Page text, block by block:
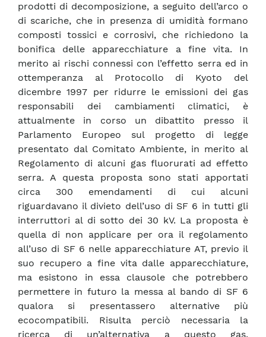
prodotti di decomposizione, a seguito dell’arco o
di scariche, che in presenza di umidità formano
composti tossici e corrosivi, che richiedono la
bonifica delle apparecchiature a fine vita. In
merito ai rischi connessi con l’effetto serra ed in
ottemperanza al Protocollo di Kyoto del
dicembre 1997 per ridurre le emissioni dei gas
responsabili dei cambiamenti climatici, è
attualmente in corso un dibattito presso il
Parlamento Europeo sul progetto di legge
presentato dal Comitato Ambiente, in merito al
Regolamento di alcuni gas fluorurati ad effetto
serra. A questa proposta sono stati apportati
circa 300 emendamenti di cui alcuni
riguardavano il divieto dell’uso di SF 6 in tutti gli
interruttori al di sotto dei 30 kV. La proposta è
quella di non applicare per ora il regolamento
all’uso di SF 6 nelle apparecchiature AT, previo il
suo recupero a fine vita dalle apparecchiature,
ma esistono in essa clausole che potrebbero
permettere in futuro la messa al bando di SF 6
qualora si presentassero alternative più
ecocompatibili. Risulta perciò necessaria la
ricerca di un’alternativa a questo gas,